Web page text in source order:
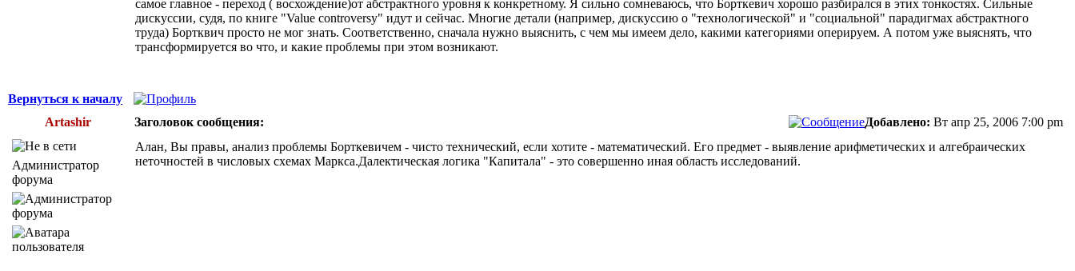
самое главное - переход ( восхождение)от абстрактного уровня к конкретному. Я сильно сомневаюсь, что Борткевич хорошо разбирался в этих тонкостях. Сильные
дискуссии, судя, по книге "Value controversy" идут и сейчас. Многие детали (например, дискуссию о "технологической" и "социальной" парадигмах абстрактного
труда) Бортквич просто не мог знать. Соответственно, сначала нужно выяснить, с чем мы имеем дело, какими категориями оперируем. А потом уже выяснять, что
трансформируется во что, и какие проблемы при этом возникают.
Вернуться к началу
Artashir
Заголовок сообщения: Добавлено: Вт апр 25, 2006 7:00 pm
Администратор
форума
Алан, Вы правы, анализ проблемы Борткевичем - чисто технический, если хотите - математический. Его предмет - выявление арифметических и алгебраических
неточностей в числовых схемах Маркса.Далектическая логика "Капитала" - это совершенно иная область исследований.